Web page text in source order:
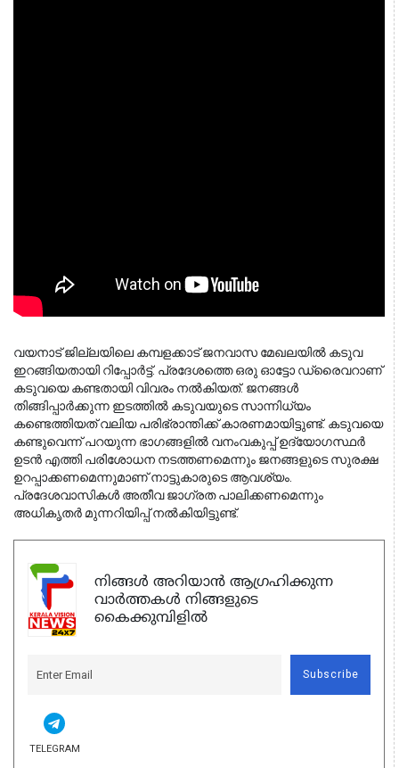
വയനാട് ജില്ലയിലെ കമ്പളക്കാട് ജനവാസ മേഖലയിൽ കടുവ
ഇറങ്ങിയതായി റിപ്പോർട്ട്. പ്രദേശത്തെ ഒരു ഓട്ടോ ഡ്രൈവറാണ്
കടുവയെ കണ്ടതായി വിവരം നൽകിയത്. ജനങ്ങൾ
തിങ്ങിപ്പാർക്കുന്ന ഇടത്തിൽ കടുവയുടെ സാന്നിധ്യം
കണ്ടെത്തിയത് വലിയ പരിഭ്രാന്തിക്ക് കാരണമായിട്ടുണ്ട്. കടുവയെ
കണ്ടുവെന്ന് പറയുന്ന ഭാഗങ്ങളിൽ വനംവകുപ്പ് ഉദ്യോഗസ്ഥർ
ഉടൻ എത്തി പരിശോധന നടത്തണമെന്നും ജനങ്ങളുടെ സുരക്ഷ
ഉറപ്പാക്കണമെന്നുമാണ് നാട്ടുകാരുടെ ആവശ്യം.
പ്രദേശവാസികൾ അതീവ ജാഗ്രത പാലിക്കണമെന്നും
അധികൃതർ മുന്നറിയിപ്പ് നൽകിയിട്ടുണ്ട്.
നിങ്ങൾ അറിയാൻ ആഗ്രഹിക്കുന്ന
വാർത്തകൾ നിങ്ങളുടെ
കൈക്കുമ്പിളിൽ
Subscribe
TELEGRAM